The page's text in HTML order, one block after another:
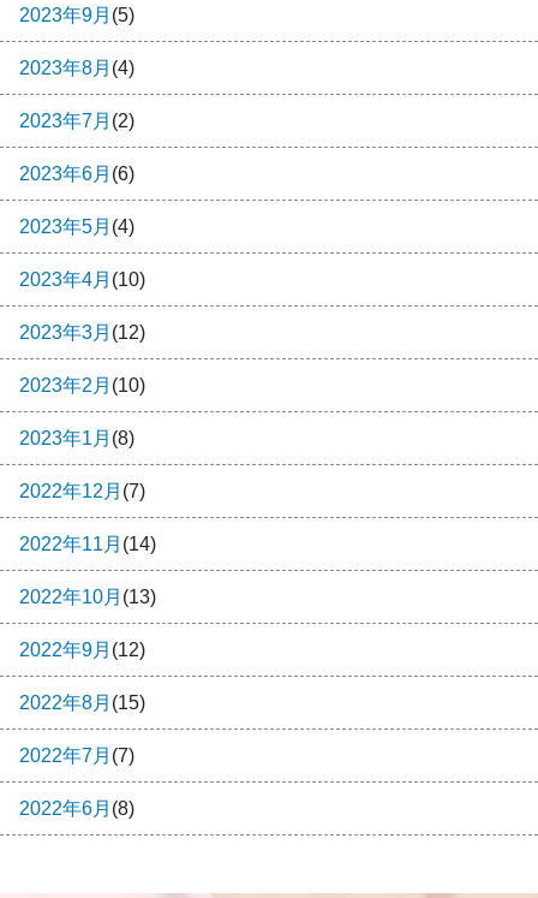
2023年9月 (5)
2023年8月 (4)
2023年7月 (2)
2023年6月 (6)
2023年5月 (4)
2023年4月 (10)
2023年3月 (12)
2023年2月 (10)
2023年1月 (8)
2022年12月 (7)
2022年11月 (14)
2022年10月 (13)
2022年9月 (12)
2022年8月 (15)
2022年7月 (7)
2022年6月 (8)